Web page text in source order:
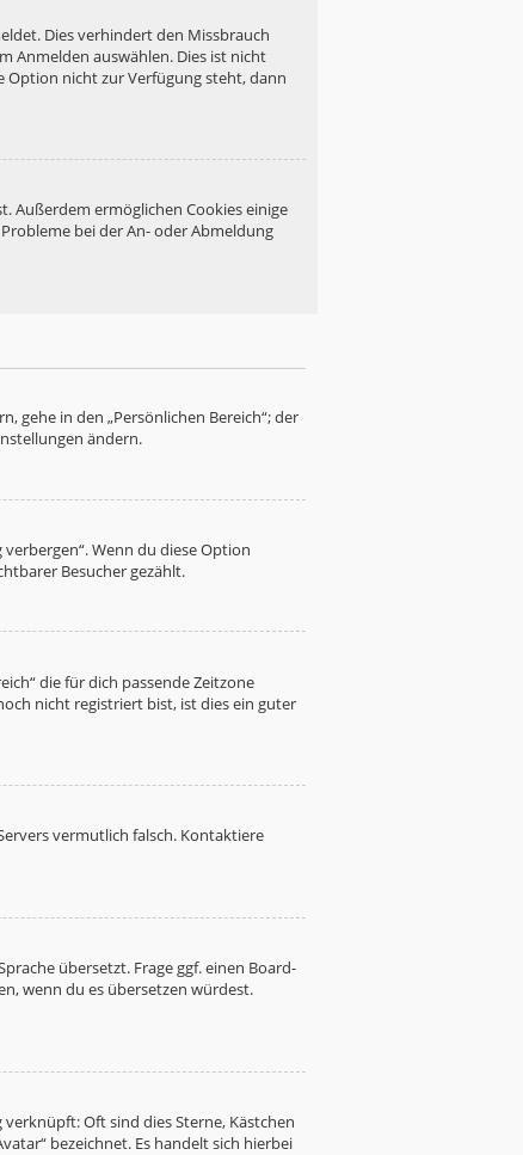
Dies verhindert den Missbrauch
Anmelden auswählen. Dies ist nicht
Option nicht zur Verfügung steht, dann
Außerdem ermöglichen Cookies einige
bei der An- oder Abmeldung
gehe in den „Persönlichen Bereich“; der
ändern.
Wenn du diese Option
Besucher gezählt.
die für dich passende Zeitzone
nicht registriert bist, ist dies ein guter
vermutlich falsch. Kontaktiere
übersetzt. Frage ggf. einen Board-
wenn du es übersetzen würdest.
Oft sind dies Sterne, Kästchen
bezeichnet. Es handelt sich hierbei